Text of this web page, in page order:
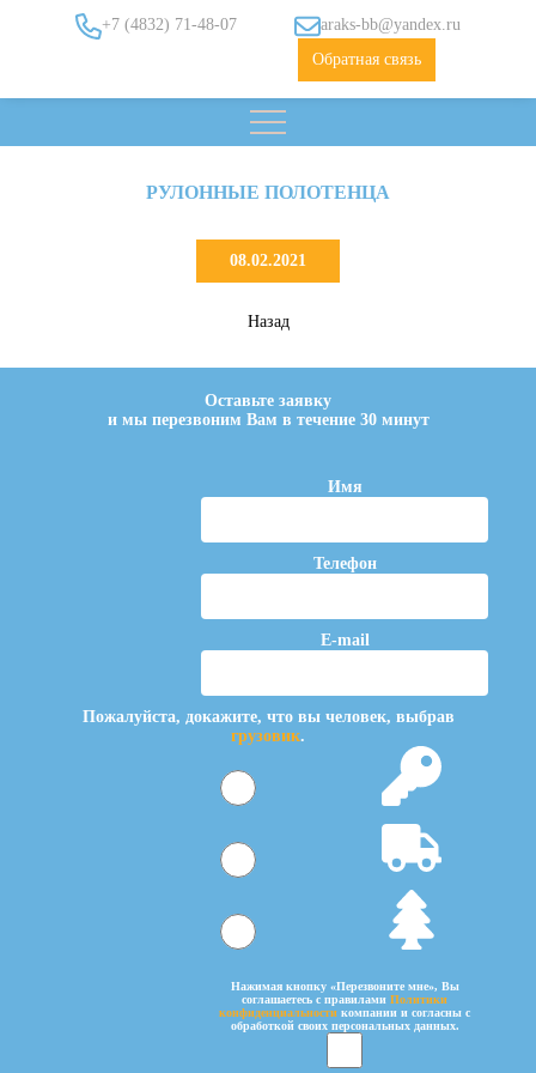
+7 (4832) 71-48-07
araks-bb@yandex.ru
Обратная связь
РУЛОННЫЕ ПОЛОТЕНЦА
08.02.2021
Назад
Оставьте заявку
и мы перезвоним Вам в течение 30 минут
Имя
Телефон
E-mail
Пожалуйста, докажите, что вы человек, выбрав
грузовик.
Нажимая кнопку «Перезвоните мне», Вы
соглашаетесь c правилами Политики
конфиденциальности компании и согласны с
обработкой своих персональных данных.